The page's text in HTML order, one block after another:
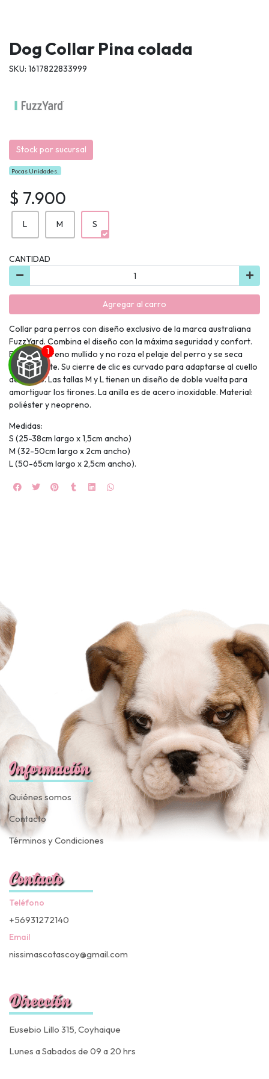
Dog Collar Pina colada
SKU: 1617822833999
Stock por sucursal
Pocas Unidades.
$ 7.900
L M S
CANTIDAD
Agregar al carro
Collar para perros con diseño exclusivo de la marca australiana
FuzzYard. Combina el diseño con la máxima seguridad y confort.
Es de neopreno mullido y no roza el pelaje del perro y se seca
rápidamente. Su cierre de clic es curvado para adaptarse al cuello
del perro. Las tallas M y L tienen un diseño de doble vuelta para
amortiguar los tirones. La anilla es de acero inoxidable. Material:
poliéster y neopreno.
Medidas:
S (25-38cm largo x 1,5cm ancho)
M (32-50cm largo x 2cm ancho)
L (50-65cm largo x 2,5cm ancho).
Información
Quiénes somos
Contacto
Términos y Condiciones
Contacto
Teléfono
+56931272140
Email
nissimascotascoy@gmail.com
Dirección
Eusebio Lillo 315, Coyhaique
Lunes a Sabados de 09 a 20 hrs